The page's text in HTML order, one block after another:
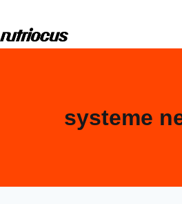
contenu
systeme